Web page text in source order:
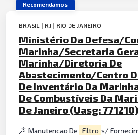
Recomendamos
BRASIL | RJ | RIO DE JANEIRO
Ministério Da Defesa/
Marinha/Secretaria
Marinha/Diretoria De
Abastecimento/Centro
De Inventário Da
De Combustíveis Da
De Janeiro (Uasg: 771210)
Manutencao De Filtro s/